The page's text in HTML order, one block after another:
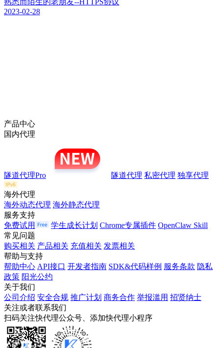
熟悉而陌生的老朋友--HTTPS协议
2023-02-28
产品中心
国内代理
隧道代理Pro 隧道代理 私密代理 独享代理
海外代理
海外动态代理 海外静态代理
服务支持
免费试用
学生成长计划 Chrome专属插件 OpenClaw Skill
常见问题
购买相关 产品相关 充值相关 发票相关
帮助与支持
帮助中心 API接口 开发者指南 SDK&代码样例 服务条款 隐私
政策 阳光公约
关于我们
公司介绍 安全合规 推广计划 商务合作 举报滥用 招贤纳士
关注或者联系我们
扫码关注快代理公众号、添加快代理小程序